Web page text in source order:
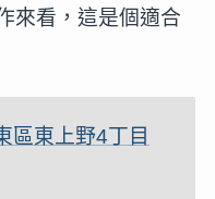
來看，這是個適合
區東上野4丁目